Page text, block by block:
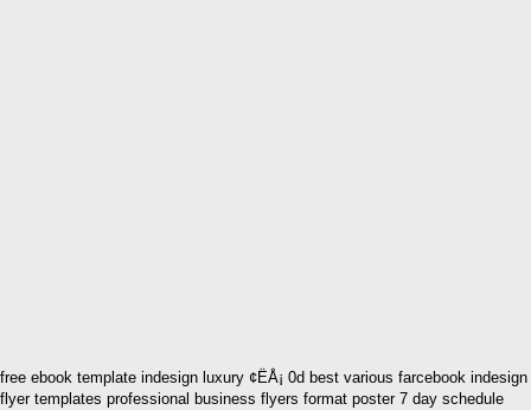
free ebook template indesign luxury ¢ËÅ¡ 0d best various farcebook indesign
flyer templates professional business flyers format poster 7 day schedule